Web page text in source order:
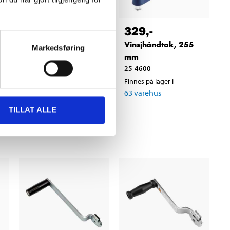
Markedsføring
TILLAT ALLE
279,-
Vinsj, 590 kg
Finnes på lager i
varehus
329,-
Vinsjhåndtak, 255
mm
25-4600
Finnes på lager i
63 varehus